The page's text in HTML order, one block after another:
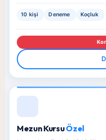
10 kişi Deneme Koçluk
Mezun KursuÖzel